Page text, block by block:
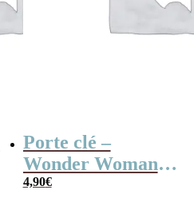
Porte clé –
Wonder Woman
personnage 3D
4,90€